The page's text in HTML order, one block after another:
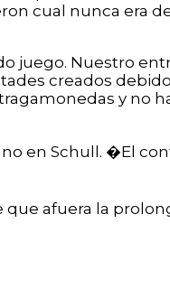
cual nunca era
juego. Nuestro
creados
y no
en Schull. �El
afuera la